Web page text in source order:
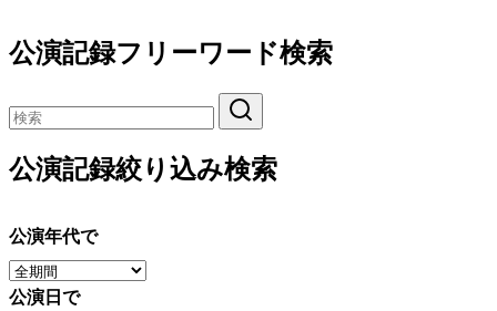
公演記録フリーワード検索
公演記録絞り込み検索
公演年代で
公演日で